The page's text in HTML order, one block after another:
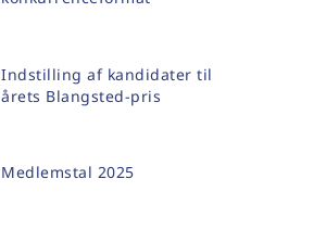
Indstilling af kandidater til
årets Blangsted-pris
Medlemstal 2025